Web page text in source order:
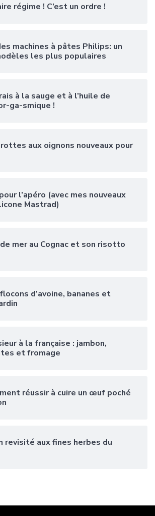
régime ! C’est un ordre !
machines à pâtes Philips: un
les plus populaires
à la sauge et à l’huile de
ga-smique !
aux oignons nouveaux pour
l’apéro (avec mes nouveaux
Mastrad)
mer au Cognac et son risotto
d’avoine, bananes et
à la française : jambon,
et fromage
réussir à cuire un œuf poché
revisité aux fines herbes du